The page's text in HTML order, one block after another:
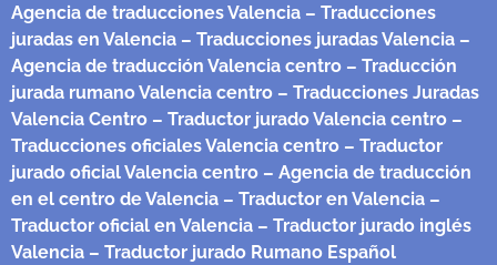
Agencia de traducciones Valencia – Traducciones
juradas en Valencia – Traducciones juradas Valencia –
Agencia de traducción Valencia centro – Traducción
jurada rumano Valencia centro – Traducciones Juradas
Valencia Centro – Traductor jurado Valencia centro –
Traducciones oficiales Valencia centro – Traductor
jurado oficial Valencia centro – Agencia de traducción
en el centro de Valencia – Traductor en Valencia –
Traductor oficial en Valencia – Traductor jurado inglés
Valencia – Traductor jurado Rumano Español